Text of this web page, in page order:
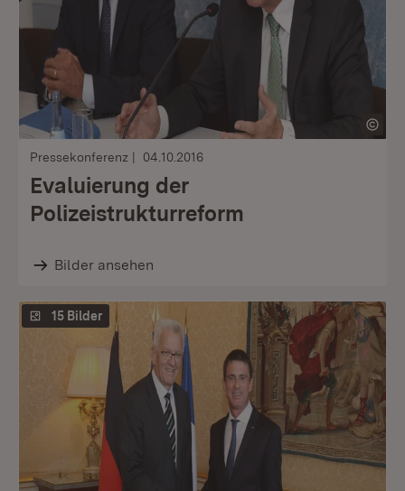
Pressekonferenz 04.10.2016
Evaluierung der
Polizeistrukturreform
Bilder ansehen
15 Bilder